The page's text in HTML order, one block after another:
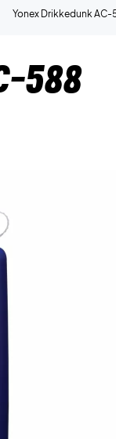
Yonex Drikkedunk AC-
588